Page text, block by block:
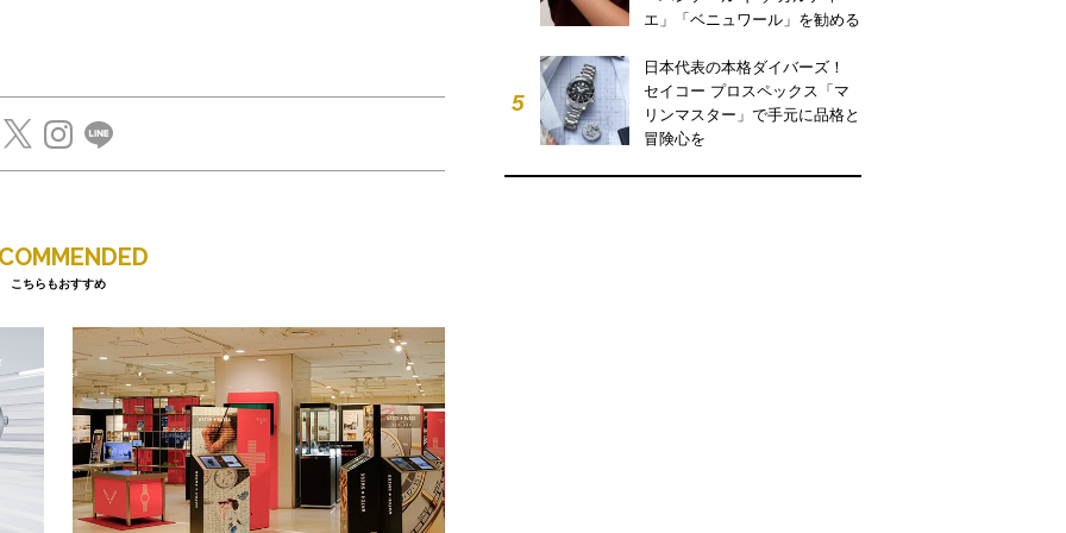
こちらもおすすめ
エ」「ベニュワール」を勧める
5
日本代表の本格ダイバーズ！
セイコー プロスペックス「マ
リンマスター」で手元に品格と
冒険心を